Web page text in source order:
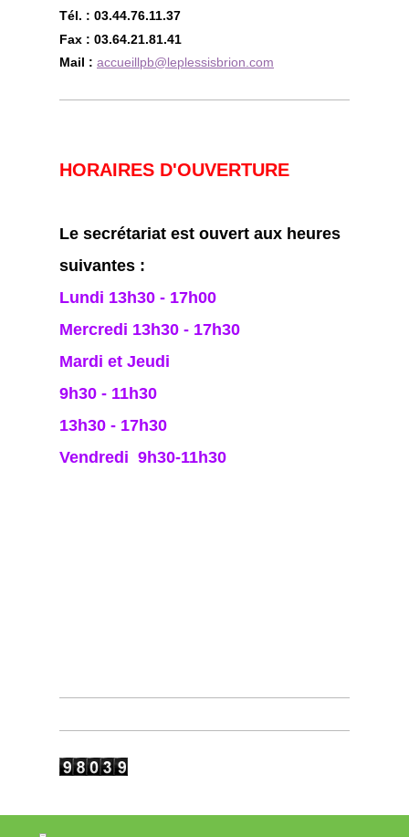
Tél. : 03.44.76.11.37
Fax : 03.64.21.81.41
Mail : accueillpb@leplessisbrion.com
HORAIRES D'OUVERTURE
Le secrétariat est ouvert aux heures
suivantes :
Lundi 13h30 - 17h00
Mercredi 13h30 - 17h30
Mardi et Jeudi
9h30 - 11h30
13h30 - 17h30
Vendredi 9h30-11h30